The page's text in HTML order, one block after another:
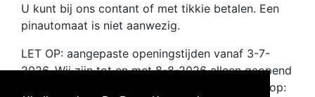
U kunt bij ons contant of met tikkie betalen. Een
pinautomaat is niet aanwezig.
LET OP: aangepaste openingstijden vanaf 3-7-
2026. Wij zijn tot en met 8-8-2026 alleen geopend
op dinsdagavond van 19.30 tot 21.00 uur. Dus op: